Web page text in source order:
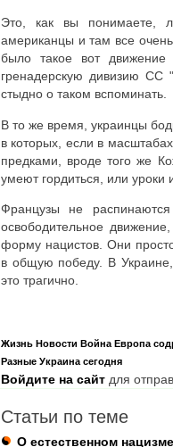
Это, как вы понимаете,
американцы и там все
было такое вот
гренадерскую дивизию СС
стыдно о таком вспоминать.
В то же время, украинцы
в которых, если в
предками, вроде того же
умеют гордиться, или уроки
Французы не
освободительное
форму нацистов. Они
в общую победу. В
это трагично.
Жизнь Новости Война Европа
Разные Украина сегодня
Войдите на сайт для
Статьи по теме
О естественном